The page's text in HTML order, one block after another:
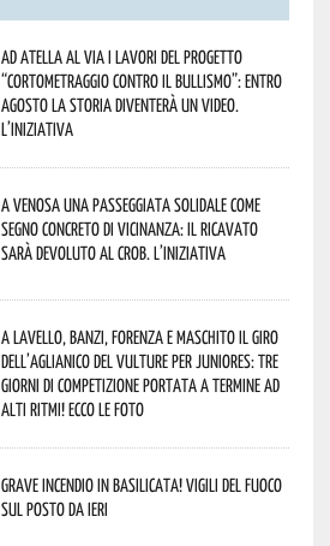
Ad Atella al via i lavori del progetto
“Cortometraggio contro il bullismo”: entro
agosto la storia diventerà un video.
L’iniziativa
A Venosa una passeggiata solidale come
segno concreto di vicinanza: il ricavato
sarà devoluto al CROB. L’iniziativa
A Lavello, Banzi, Forenza e Maschito il Giro
dell’Aglianico del Vulture per juniores: tre
giorni di competizione portata a termine ad
alti ritmi! Ecco le foto
Grave incendio in Basilicata! Vigili del fuoco
sul posto da ieri